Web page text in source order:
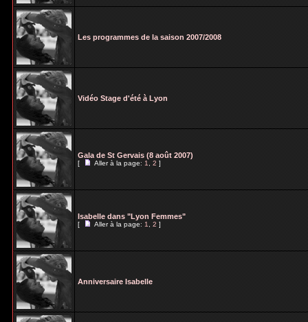
Les programmes de la saison 2007/2008
Vidéo Stage d'été à Lyon
Gala de St Gervais (8 août 2007)
[ Aller à la page:1,2]
Isabelle dans "Lyon Femmes"
[ Aller à la page:1,2]
Anniversaire Isabelle